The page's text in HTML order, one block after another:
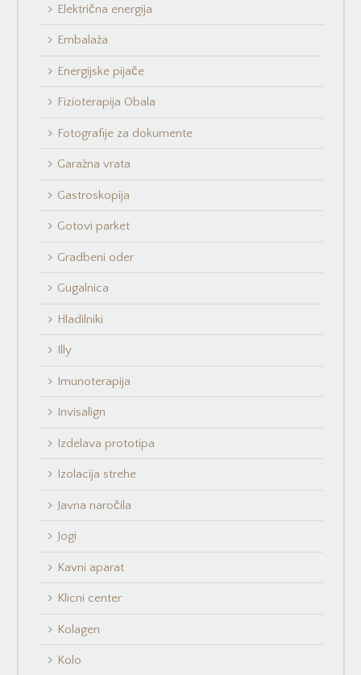
Električna energija
Embalaža
Energijske pijače
Fizioterapija Obala
Fotografije za dokumente
Garažna vrata
Gastroskopija
Gotovi parket
Gradbeni oder
Gugalnica
Hladilniki
Illy
Imunoterapija
Invisalign
Izdelava prototipa
Izolacija strehe
Javna naročila
Jogi
Kavni aparat
Klicni center
Kolagen
Kolo